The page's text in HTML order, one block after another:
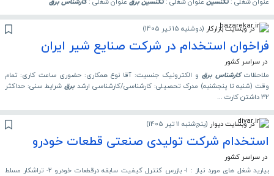
در وبسایت بازارکار (دوشنبه 15 تیر 1405 )
فراخوان استخدام در شرکت صنایع شیر ایران
در سراسر کشور
ملاحظاتکارشناس برق و الکترونیک جنسیت: آقا نوع همکاری: حضوری ساعت کاری: تمام
وقت (شنبه تا پنجشنبه) مدرک تحصیلی: کارشناسی/کارشناسی ارشد برق شرایط سنی: حداکثر
32 داشتن کارت ...
در وبسایت دیوار (پنج‌شنبه 11 تیر 1405 )
استخدام شرکت تولیدی صنعتی قطعات خودرو
در سراسر کشور
بیارید شغل های مورد نیاز : ۱- بازرس کنترل کیفیت سابقه درقطعات خودرو ۲- تراشکار مسلط